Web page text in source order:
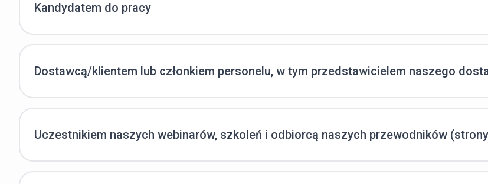
Kandydatem do pracy
Dostawcą/klientem lub członkiem personelu, w tym przedstawicielem naszego
Uczestnikiem naszych webinarów, szkoleń i odbiorcą naszych przewodników